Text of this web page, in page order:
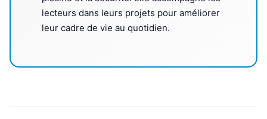
lecteurs dans leurs projets pour améliorer
leur cadre de vie au quotidien.